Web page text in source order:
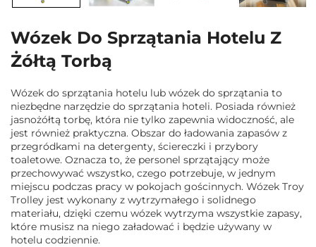
Wózek Do Sprzątania Hotelu Z
Żółtą Torbą
Wózek do sprzątania hotelu lub wózek do sprzątania to
niezbędne narzędzie do sprzątania hoteli. Posiada również
jasnożółtą torbę, która nie tylko zapewnia widoczność, ale
jest również praktyczna. Obszar do ładowania zapasów z
przegródkami na detergenty, ściereczki i przybory
toaletowe. Oznacza to, że personel sprzątający może
przechowywać wszystko, czego potrzebuje, w jednym
miejscu podczas pracy w pokojach gościnnych. Wózek Troy
Trolley jest wykonany z wytrzymałego i solidnego
materiału, dzięki czemu wózek wytrzyma wszystkie zapasy,
które musisz na niego załadować i będzie używany w
hotelu codziennie.